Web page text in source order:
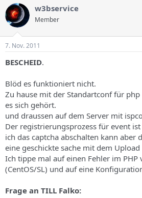
w3bservice
Member
7. Nov. 2011
BESCHEID.
Blöd es funktioniert nicht.
Zu hause mit der Standartconf für
es sich gehört.
und draussen auf dem Server mit
Der registrierungsprozess für event
ich das captcha abschalten kann aber
eine geschickte sache mit dem
Ich tippe mal auf einen Fehler im PHP
(CentOS/SL) und auf eine
Frage an TILL Falko: